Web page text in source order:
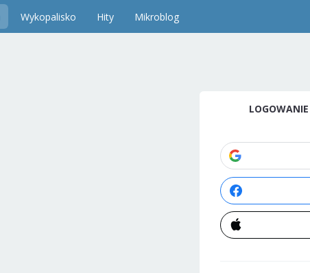
Wykopalisko Hity Mikroblog
LOGOWANIE